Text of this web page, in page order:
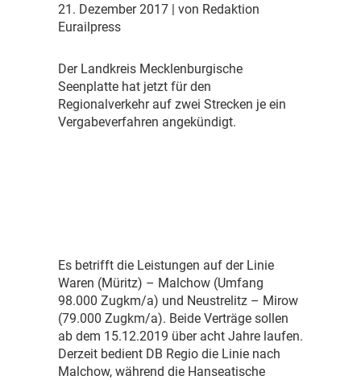
21. Dezember 2017 | von Redaktion
Eurailpress
Der Landkreis Mecklenburgische
Seenplatte hat jetzt für den
Regionalverkehr auf zwei Strecken je ein
Vergabeverfahren angekündigt.
Es betrifft die Leistungen auf der Linie
Waren (Müritz) – Malchow (Umfang
98.000 Zugkm/a) und Neustrelitz – Mirow
(79.000 Zugkm/a). Beide Verträge sollen
ab dem 15.12.2019 über acht Jahre laufen.
Derzeit bedient DB Regio die Linie nach
Malchow, während die Hanseatische